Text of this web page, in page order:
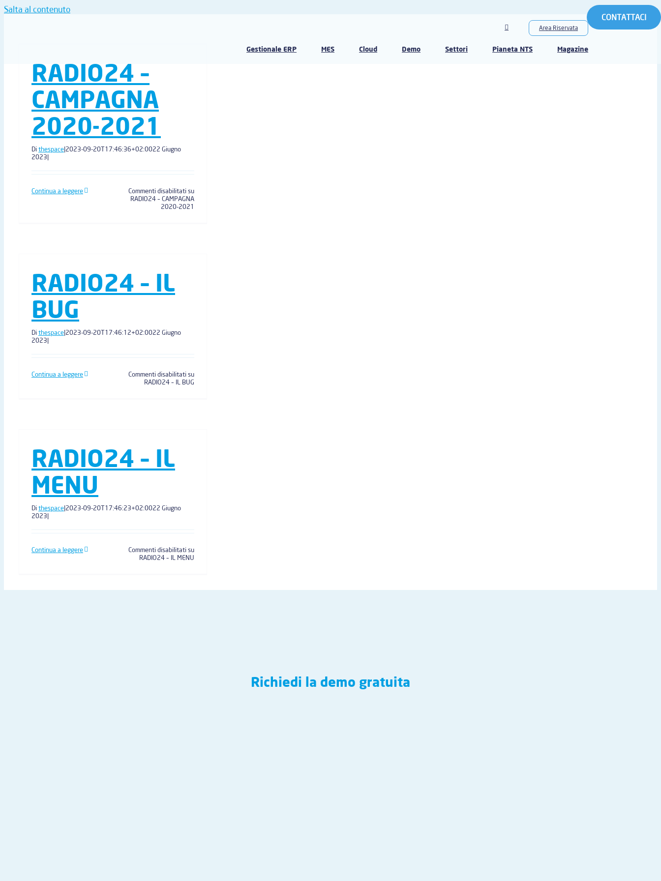
Salta al contenuto
CONTATTACI
Area Riservata
Gestionale ERP MES Cloud Demo Settori Pianeta NTS Magazine
RADIO24 –
CAMPAGNA
2020-2021
Dithespace|2023-09-20T17:46:36+02:0022 Giugno
2023|
Continua a leggere Commenti disabilitatisu
RADIO24 – CAMPAGNA
2020-2021
RADIO24 – IL
BUG
Dithespace|2023-09-20T17:46:12+02:0022 Giugno
2023|
Continua a leggere Commenti disabilitatisu
RADIO24 – IL BUG
RADIO24 – IL
MENU
Dithespace|2023-09-20T17:46:23+02:0022 Giugno
2023|
Continua a leggere Commenti disabilitatisu
RADIO24 – IL MENU
Richiedi la demo gratuita